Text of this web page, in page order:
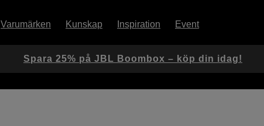
Varumärken Kunskap Inspiration Event
Spara 25% på JBL Boombox – köp din idag!